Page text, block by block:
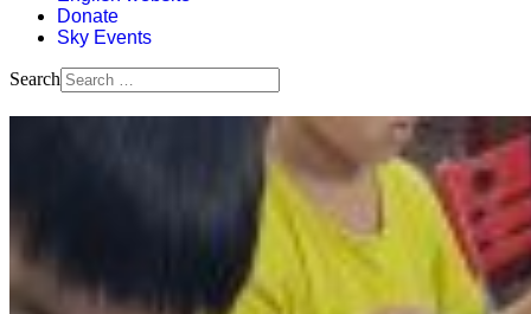
Donate
Sky Events
Search